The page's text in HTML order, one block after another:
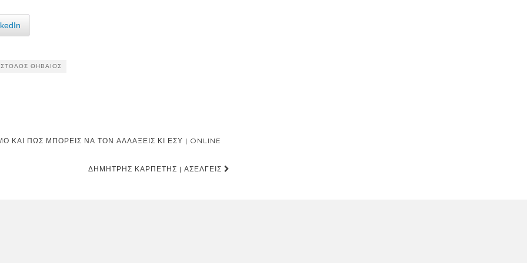
ΘΗΒΑΊΟΣ
ΠΏΣ ΜΠΟΡΕΊΣ ΝΑ ΤΟΝ ΑΛΛΆΞΕΙΣ ΚΙ ΕΣΎ | ONLINE
ΔΗΜΉΤΡΗΣ ΚΑΡΠΈΤΗΣ | ΑΣΕΛΓΕΊΣ